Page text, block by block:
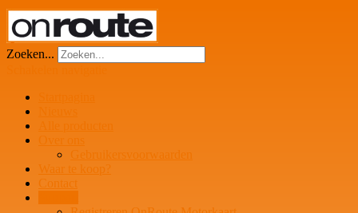
Zoeken...
Gebruikersvoorwaarden
Waar te koop?
Contact